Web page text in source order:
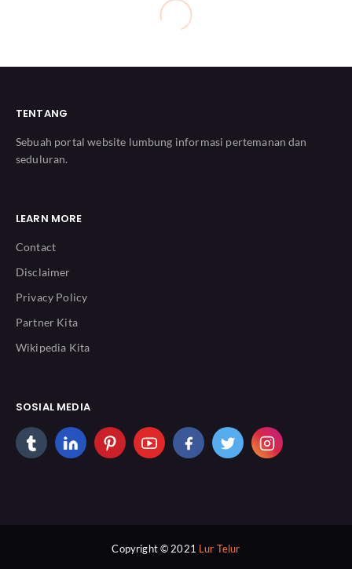
TENTANG
Sebuah portal website lumbung informasi pertemanan dan
seduluran.
LEARN MORE
Contact
Disclaimer
Privacy Policy
Partner Kita
Wikipedia Kita
SOSIAL MEDIA
Copyright © 2021 Lur Telur